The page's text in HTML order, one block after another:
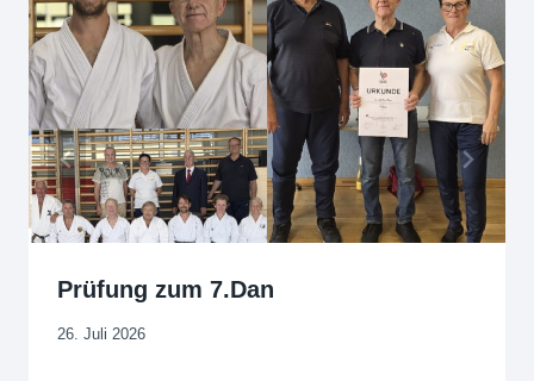
Prüfung zum 7.Dan
26. Juli 2026